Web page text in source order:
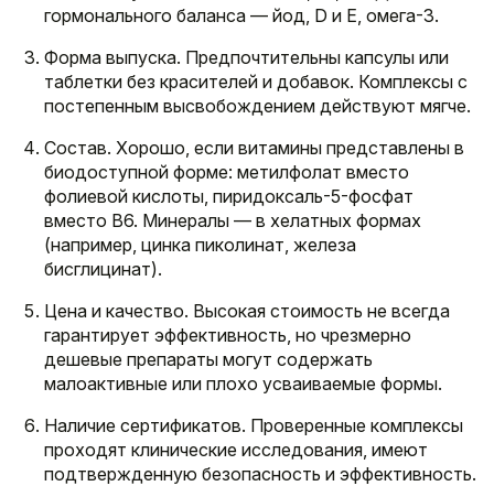
гормонального баланса — йод, D и Е, омега-3.
Форма выпуска. Предпочтительны капсулы или
таблетки без красителей и добавок. Комплексы с
постепенным высвобождением действуют мягче.
Состав. Хорошо, если витамины представлены в
биодоступной форме: метилфолат вместо
фолиевой кислоты, пиридоксаль-5-фосфат
вместо B6. Минералы — в хелатных формах
(например, цинка пиколинат, железа
бисглицинат).
Цена и качество. Высокая стоимость не всегда
гарантирует эффективность, но чрезмерно
дешевые препараты могут содержать
малоактивные или плохо усваиваемые формы.
Наличие сертификатов. Проверенные комплексы
проходят клинические исследования, имеют
подтвержденную безопасность и эффективность.